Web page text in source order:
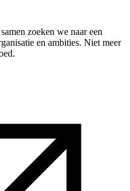
zoeken we naar een
en ambities. Niet meer